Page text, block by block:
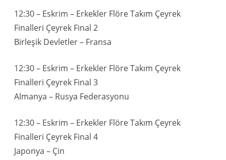
12:30 – Eskrim – Erkekler Flöre Takım Çeyrek
Finalleri Çeyrek Final 2
Birleşik Devletler – Fransa
12:30 – Eskrim – Erkekler Flöre Takım Çeyrek
Finalleri Çeyrek Final 3
Almanya – Rusya Federasyonu
12:30 – Eskrim – Erkekler Flöre Takım Çeyrek
Finalleri Çeyrek Final 4
Japonya – Çin